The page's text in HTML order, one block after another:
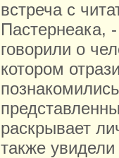
встреча с
Пастернеака,
говорили о
котором
раскрывает
также